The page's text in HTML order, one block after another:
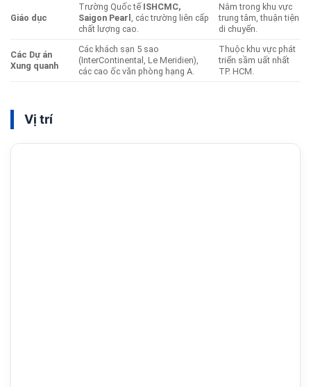
Giáo dục
Trường Quốc tế ISHCMC,
Saigon Pearl
, các trường liên cấp
chất lượng cao.
Nằm trong khu vực
trung tâm, thuận tiện
di chuyển.
Các Dự án
Xung quanh
Các khách sạn 5 sao
(InterContinental, Le Meridien),
các cao ốc văn phòng hạng A.
Thuộc khu vực phát
triển sầm uất nhất
TP. HCM.
Vị trí